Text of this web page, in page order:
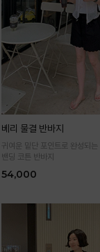
베리 물결 반바지
귀여운 밑단 포인트로 완성되는
밴딩 코튼 반바지
54,000